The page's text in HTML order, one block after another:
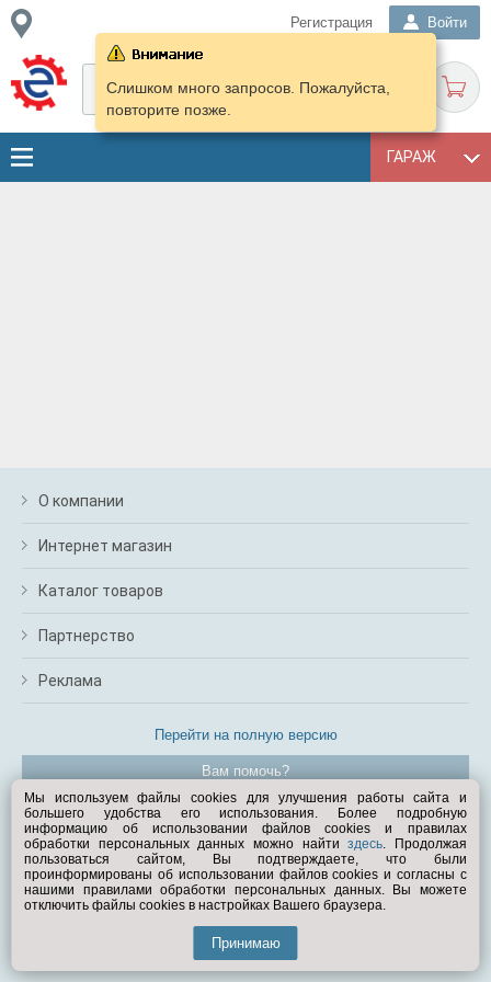
Регистрация Войти
ГАРАЖ
Слишком много запросов. Пожалуйста,
повторите позже.
О компании
Интернет магазин
Каталог товаров
Партнерство
Реклама
Перейти на полную версию
Вам помочь?
© Exist.ru 1998—2026
Мы используем файлы cookies для улучшения работы сайта и
большего удобства его использования. Более подробную
информацию об использовании файлов cookies и правилах
обработки персональных данных можно найтиздесь. Продолжая
пользоваться сайтом, Вы подтверждаете, что были
проинформированы об использовании файлов cookies и согласны с
нашими правилами обработки персональных данных. Вы можете
отключить файлы cookies в настройках Вашего браузера.
Принимаю